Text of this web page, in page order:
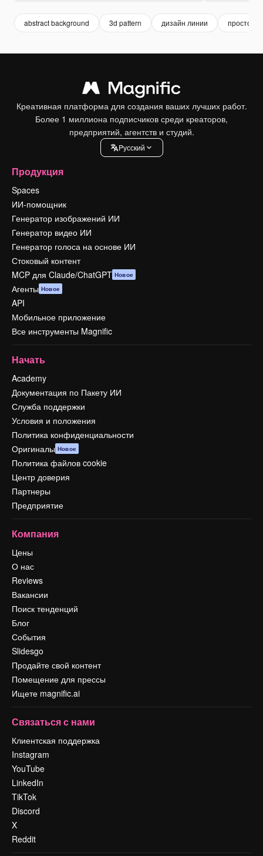
abstract background 3d pattern дизайн линии простой
Креативная платформа для создания ваших лучших работ.
Более 1 миллиона подписчиков среди креаторов,
предприятий, агентств и студий.
Pусский
Продукция
Spaces
ИИ-помощник
Генератор изображений ИИ
Генератор видео ИИ
Генератор голоса на основе ИИ
Стоковый контент
MCP для Claude/ChatGPT Новое
Агенты Новое
API
Мобильное приложение
Все инструменты Magnific
Начать
Academy
Документация по Пакету ИИ
Служба поддержки
Условия и положения
Политика конфиденциальности
Оригиналы Новое
Политика файлов cookie
Центр доверия
Партнеры
Предприятие
Компания
Цены
О нас
Reviews
Вакансии
Поиск тенденций
Блог
События
Slidesgo
Продайте свой контент
Помещение для прессы
Ищете magnific.ai
Связаться с нами
Клиентская поддержка
Instagram
YouTube
LinkedIn
TikTok
Discord
X
Reddit